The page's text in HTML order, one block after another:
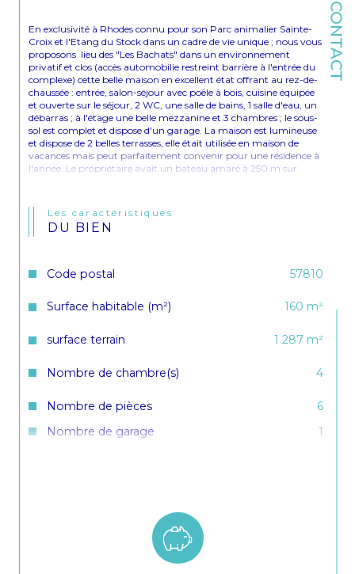
CONTACT
En exclusivité à Rhodes connu pour son Parc animalier Sainte-
Croix et l'Etang du Stock dans un cadre de vie unique ; nous vous
proposons  lieu des "Les Bachats" dans un environnement
privatif et clos (accès automobilie restreint barrière à l'entrée du
complexe) cette belle maison en excellent état offrant au rez-de-
chaussée : entrée, salon-séjour avec poêle à bois, cuisine équipée
et ouverte sur le séjour, 2 WC, une salle de bains, 1 salle d'eau, un
débarras ; à l'étage une belle mezzanine et 3 chambres ; le sous-
sol est complet et dispose d'un garage. La maison est lumineuse
et dispose de 2 belles terrasses, elle était utilisée en maison de
vacances mais peut parfaitement convenir pour une résidence à
l'année. Le propriétaire avait un bateau amaré à 250 m sur
électrique d'où la mauvaise note du DPE mais vous pouvez très
facilement adapter une pompe à chaleur pour votre résidence à
l'année. Nous apprécions particulièrement le cadre de vie idyllique
Estimation gratuite de vos biens à vendre Angelo PRESTI
Les caractéristiques
DU BIEN
Code postal 57810
Surface habitable (m²) 160 m²
surface terrain 1 287 m²
Nombre de chambre(s) 4
Nombre de pièces
6
Nombre de garage
1